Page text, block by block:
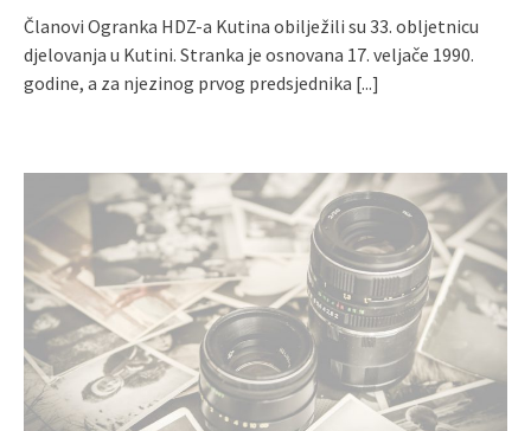
Članovi Ogranka HDZ-a Kutina obilježili su 33. obljetnicu
djelovanja u Kutini. Stranka je osnovana 17. veljače 1990.
godine, a za njezinog prvog predsjednika [...]